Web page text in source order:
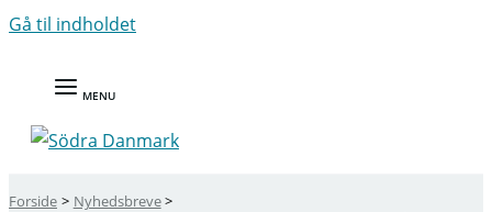
Gå til indholdet
MENU
Forside
Nyhedsbreve